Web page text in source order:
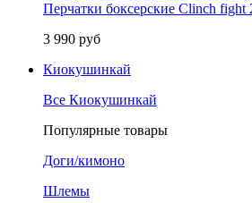
Перчатки боксерские Clinch fight
3 990 руб
Киокушинкай
Все Киокушинкай
Популярные товары
Доги/кимоно
Шлемы